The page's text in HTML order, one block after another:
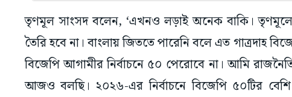
তৃণমূল সাংসদ বলেন, ‘এখনও লড়াই অনেক বাকি।
তৈরি হবে না। বাংলায় জিততে পারেনি বলে এত গাত্রদাহ
বিজেপি আগামীর নির্বাচনে ৫০ পেরোবে না। আমি
আজও বলছি। ২০২৬-এর নির্বাচনে বিজেপি ৫০টির